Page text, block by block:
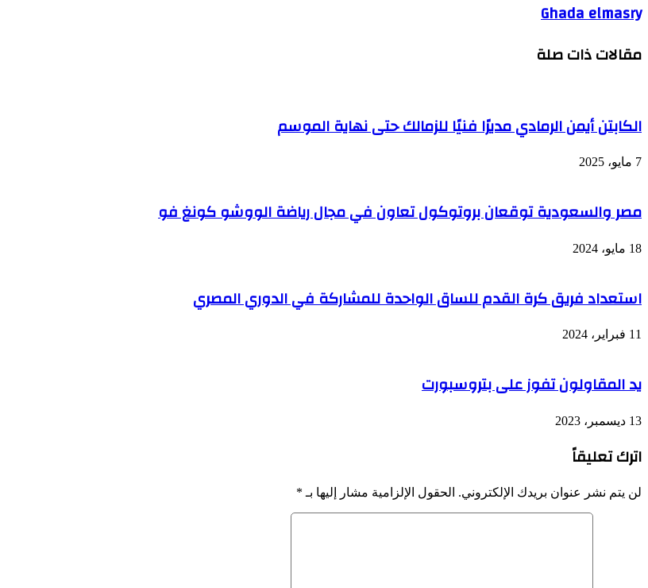
Ghada elmasry
مقالات ذات صلة
الكابتن أيمن الرمادي مديرًا فنيًا للزمالك حتى نهاية الموسم
7 مايو، 2025
مصر والسعودية توقعان بروتوكول تعاون في مجال رياضة الووشو كونغ فو
18 مايو، 2024
استعداد فريق كرة القدم للساق الواحدة للمشاركة في الدوري المصري
11 فبراير، 2024
يد المقاولون تفوز على بتروسبورت
13 ديسمبر، 2023
اترك تعليقاً
لن يتم نشر عنوان بريدك الإلكتروني. الحقول الإلزامية مشار إليها بـ *